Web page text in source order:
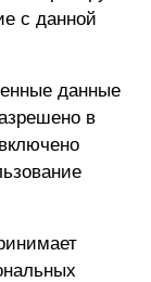
с данной
данные
в